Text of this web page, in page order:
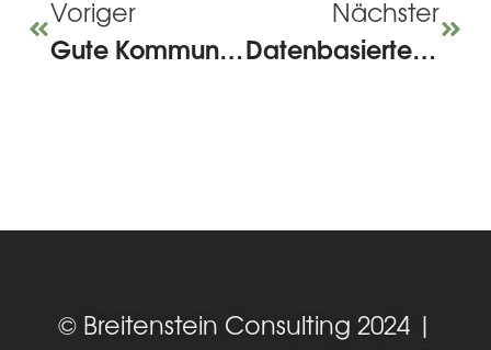
Voriger
Gute Kommunikation in Change Projekten
Nächster
Datenbasiertes Change Management: Wie Organisationen Veränderungen mit Daten gezielt(er) steuern können
© Breitenstein Consulting 2024 |